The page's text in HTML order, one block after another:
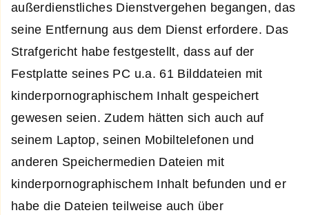
außerdienstliches Dienstvergehen begangen, das
seine Entfernung aus dem Dienst erfordere. Das
Strafgericht habe festgestellt, dass auf der
Festplatte seines PC u.a. 61 Bilddateien mit
kinderpornographischem Inhalt gespeichert
gewesen seien. Zudem hätten sich auch auf
seinem Laptop, seinen Mobiltelefonen und
anderen Speichermedien Dateien mit
kinderpornographischem Inhalt befunden und er
habe die Dateien teilweise auch über